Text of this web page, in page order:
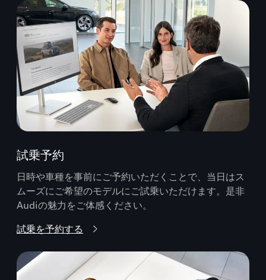
試乗予約
日時や車種を事前にご予約いただくことで、当日はス
ムーズにご希望のモデルにご試乗いただけます。是非
Audiの魅力をご体感ください。
試乗を予約する